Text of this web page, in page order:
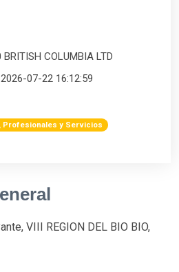
BRITISH COLUMBIA LTD
07-22 16:12:59
Profesionales y Servicios
VIII REGION DEL BIO BIO,